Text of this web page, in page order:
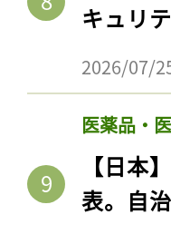
キュリ
2026/07/
医薬品・
【日本
表。自